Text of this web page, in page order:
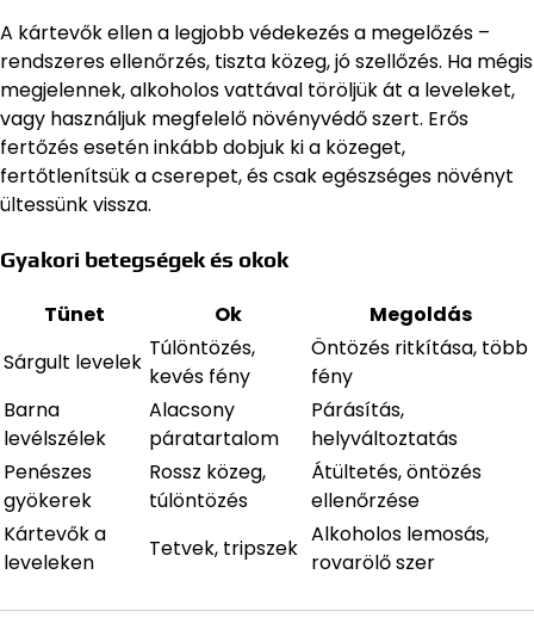
A kártevők ellen a legjobb védekezés a megelőzés –
rendszeres ellenőrzés, tiszta közeg, jó szellőzés. Ha mégis
megjelennek, alkoholos vattával töröljük át a leveleket,
vagy használjuk megfelelő növényvédő szert. Erős
fertőzés esetén inkább dobjuk ki a közeget,
fertőtlenítsük a cserepet, és csak egészséges növényt
ültessünk vissza.
Gyakori betegségek és okok
Tünet Ok
Megoldás
Sárgult levelek
Túlöntözés,
kevés fény
Öntözés ritkítása, több
fény
Barna
levélszélek
Alacsony
páratartalom
Párásítás,
helyváltoztatás
Penészes
gyökerek
Rossz közeg,
túlöntözés
Átültetés, öntözés
ellenőrzése
Kártevők a
leveleken
Tetvek, tripszek
Alkoholos lemosás,
rovarölő szer